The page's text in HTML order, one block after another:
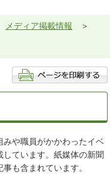
メディア掲載情報
みや職員がかかわったイベ
ています。紙媒体の新聞
も含まれています。